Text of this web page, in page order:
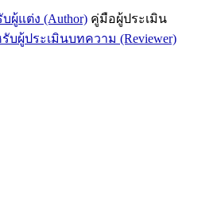
ผู้แต่ง (Author) คู่มือผู้ประเมิน
บผู้ประเมินบทความ (Reviewer)